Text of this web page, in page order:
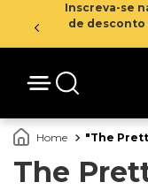
Inscreva-se
de desconto
The
The